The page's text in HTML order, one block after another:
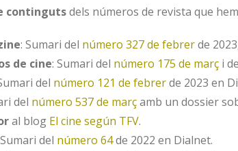
contingutsdels números de revista que
: Sumari del número 327 de febrerde
de cine: Sumari del número 175 de març i
del número 121 de febrerde 2023 en
del número 537 de marçamb un dossier
al blog El cine según TFV.
del número 64de 2022 en Dialnet.